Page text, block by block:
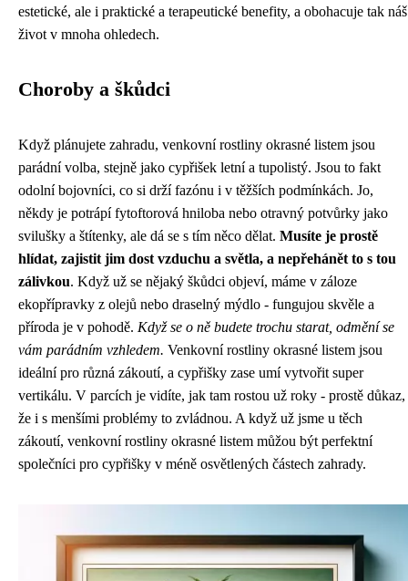
estetické, ale i praktické a terapeutické benefity, a obohacuje tak náš
život v mnoha ohledech.
Choroby a škůdci
Když plánujete zahradu, venkovní rostliny okrasné listem jsou
parádní volba, stejně jako cypřišek letní a tupolistý. Jsou to fakt
odolní bojovníci, co si drží fazónu i v těžších podmínkách. Jo,
někdy je potrápí fytoftorová hniloba nebo otravný potvůrky jako
svilušky a štítenky, ale dá se s tím něco dělat. Musíte je prostě
hlídat, zajistit jim dost vzduchu a světla, a nepřehánět to s tou
zálivkou. Když už se nějaký škůdci objeví, máme v záloze
ekopřípravky z olejů nebo draselný mýdlo - fungujou skvěle a
příroda je v pohodě. Když se o ně budete trochu starat, odmění se
vám parádním vzhledem. Venkovní rostliny okrasné listem jsou
ideální pro různá zákoutí, a cypřišky zase umí vytvořit super
vertikálu. V parcích je vidíte, jak tam rostou už roky - prostě důkaz,
že i s menšími problémy to zvládnou. A když už jsme u těch
zákoutí, venkovní rostliny okrasné listem můžou být perfektní
společníci pro cypřišky v méně osvětlených částech zahrady.